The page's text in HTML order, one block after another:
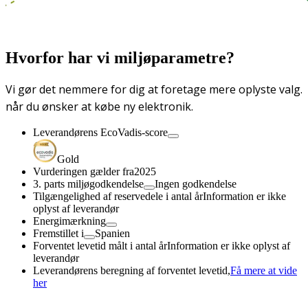
Hvorfor har vi miljøparametre?
Vi gør det nemmere for dig at foretage mere oplyste valg.
når du ønsker at købe ny elektronik.
Leverandørens EcoVadis-score
Gold
Vurderingen gælder fra2025
3. parts miljøgodkendelse
Ingen godkendelse
Tilgængelighed af reservedele i antal årInformation er ikke
oplyst af leverandør
Energimærkning
Fremstillet i
Spanien
Forventet levetid målt i antal årInformation er ikke oplyst af
leverandør
Leverandørens beregning af forventet levetid,Få mere at vide
her